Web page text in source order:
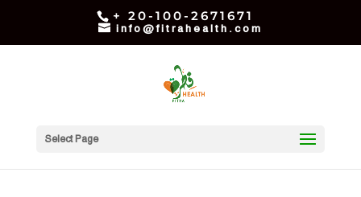
+ 20-100-2671671
info@fitrahealth.com
Select Page